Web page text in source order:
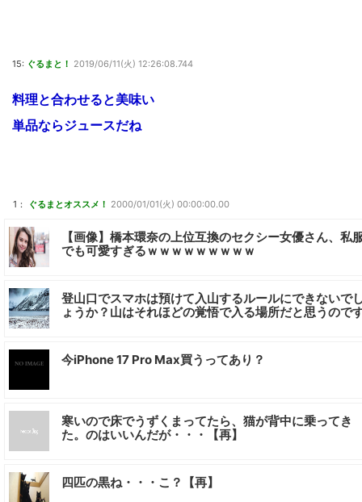
15: ぐるまと！ 2019/06/11(火) 12:26:08.744
料理と合わせると美味い
単品ならジュースだね
1： ぐるまとオススメ！ 2000/01/01(火) 00:00:00.00
【画像】橋本環奈の上位互換のセクシー女優さん、私
でも可愛すぎるｗｗｗｗｗｗｗｗｗ
登山口でスマホは預けて入山するルールにできないで
ょうか？山はそれほどの覚悟で入る場所だと思うので
今iPhone 17 Pro Max買うってあり？
寒いので床でうずくまってたら、猫が背中に乗ってき
た。のはいいんだが・・・【再】
四匹の黒ね・・・こ？【再】